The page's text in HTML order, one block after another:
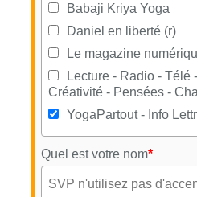
Babaji Kriya Yoga
Daniel en liberté (r)
Le magazine
Lecture - Radio - Télé
Créativité - Pensées -
YogaPartout - Info
Quel est votre nom*